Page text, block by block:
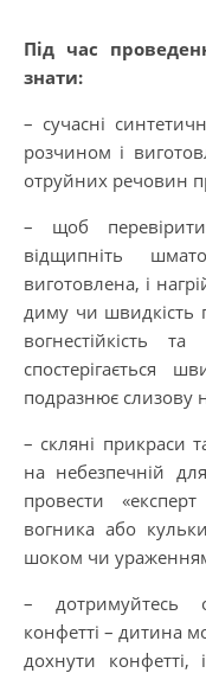
Під час
знати:
– сучасні
розчином і
отруйних речовин
– щоб перевірити
відщипніть
виготовлена, і
диму чи швидкість
вогнестійкість
спостерігається
подразнює слизову
– скляні прикраси
на небезпечній
провести
вогника або
шоком чи
– дотримуйтесь
конфетті – дитина
дохнути